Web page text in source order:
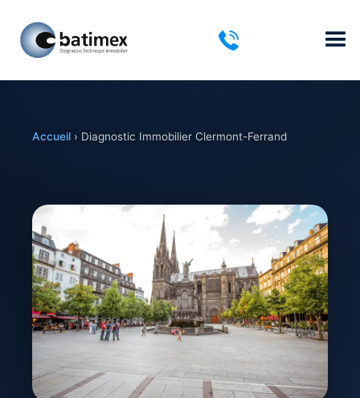
Accueil › Diagnostic Immobilier Clermont-Ferrand